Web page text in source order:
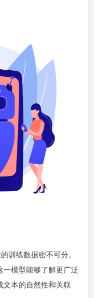
训练数据密不可分。
模型能够了解更广泛
文本的自然性和关联